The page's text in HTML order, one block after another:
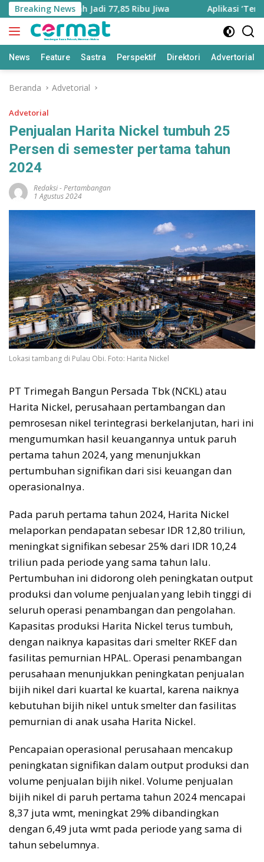
Langsung
ke
konten
Breaking News
Bertambah Jadi 77,85 Ribu Jiwa Aplikasi ‘Teras
News Feature Sastra Perspektif Direktori Advertorial
Beranda Advetorial
Advetorial
Penjualan Harita Nickel tumbuh 25
Persen di semester pertama tahun
2024
Redaksi-Pertambangan
1 Agustus 2024
Lokasi tambang di Pulau Obi. Foto: Harita Nickel
PT Trimegah Bangun Persada Tbk (NCKL) atau
Harita Nickel, perusahaan pertambangan dan
pemrosesan nikel terintegrasi berkelanjutan, hari ini
mengumumkan hasil keuangannya untuk paruh
pertama tahun 2024, yang menunjukkan
pertumbuhan signifikan dari sisi keuangan dan
operasionalnya.
Pada paruh pertama tahun 2024, Harita Nickel
melaporkan pendapatan sebesar IDR 12,80 triliun,
meningkat signifikan sebesar 25% dari IDR 10,24
triliun pada periode yang sama tahun lalu.
Pertumbuhan ini didorong oleh peningkatan output
produksi dan volume penjualan yang lebih tinggi di
seluruh operasi penambangan dan pengolahan.
Kapasitas produksi Harita Nickel terus tumbuh,
dengan naiknya kapasitas dari smelter RKEF dan
fasilitas pemurnian HPAL. Operasi penambangan
perusahaan menunjukkan peningkatan penjualan
bijih nikel dari kuartal ke kuartal, karena naiknya
kebutuhan bijih nikel untuk smelter dan fasilitas
pemurnian di anak usaha Harita Nickel.
Pencapaian operasional perusahaan mencakup
peningkatan signifikan dalam output produksi dan
volume penjualan bijih nikel. Volume penjualan
bijih nikel di paruh pertama tahun 2024 mencapai
8,37 juta wmt, meningkat 29% dibandingkan
dengan 6,49 juta wmt pada periode yang sama di
tahun sebelumnya.